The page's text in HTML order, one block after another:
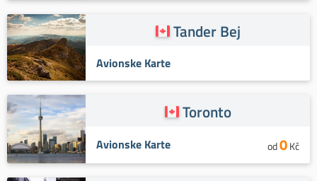
Tander Bej
Avionske Karte
Toronto
Avionske Karte od0Kč